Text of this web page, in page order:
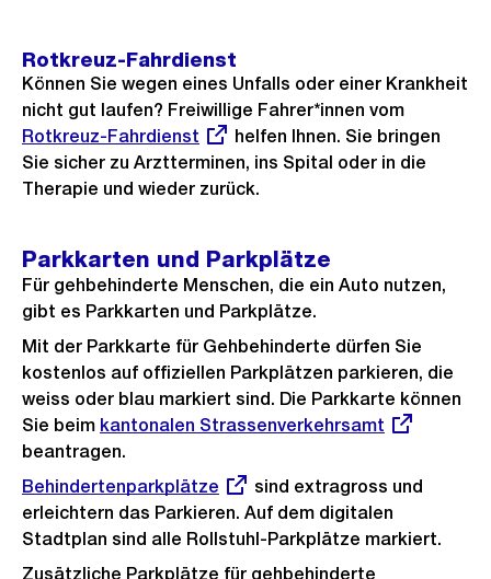
Rotkreuz-Fahrdienst
Können Sie wegen eines Unfalls oder einer Krankheit
nicht gut laufen? Freiwillige Fahrer*innen vom
Link:
Rotkreuz-Fahrdienst
helfen Ihnen. Sie bringen
Sie sicher zu Arztterminen, ins Spital oder in die
Therapie und wieder zurück.
Parkkarten und Parkplätze
Für gehbehinderte Menschen, die ein Auto nutzen,
gibt es Parkkarten und Parkplätze.
Mit der Parkkarte für Gehbehinderte dürfen Sie
kostenlos auf offiziellen Parkplätzen parkieren, die
weiss oder blau markiert sind. Die Parkkarte können
Sie beim Externer
Link:
kantonalen Strassenverkehrsamt
beantragen.
Externer
Link:
Behindertenparkplätze
sind extragross und
erleichtern das Parkieren. Auf dem digitalen
Stadtplan sind alle Rollstuhl-Parkplätze markiert.
Zusätzliche Parkplätze für gehbehinderte